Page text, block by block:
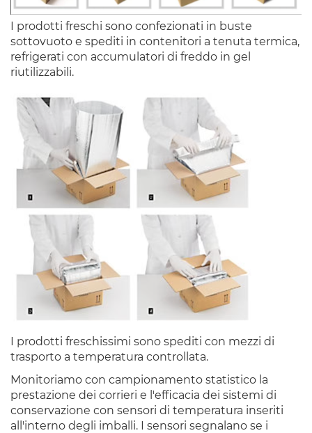
I prodotti freschi sono confezionati in buste
sottovuoto e spediti in contenitori a tenuta termica,
refrigerati con accumulatori di freddo in gel
riutilizzabili.
I prodotti freschissimi sono spediti con mezzi di
trasporto a temperatura controllata.
Monitoriamo con campionamento statistico la
prestazione dei corrieri e l'efficacia dei sistemi di
conservazione con sensori di temperatura inseriti
all'interno degli imballi. I sensori segnalano se i